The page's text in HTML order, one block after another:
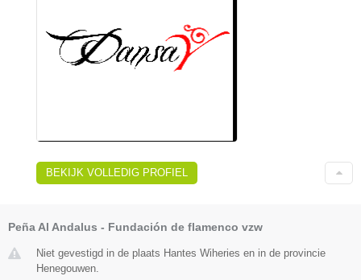
BEKIJK VOLLEDIG PROFIEL
Peña Al Andalus - Fundación de flamenco vzw
Niet gevestigd in de plaats Hantes Wiheries en in de provincie
Henegouwen.